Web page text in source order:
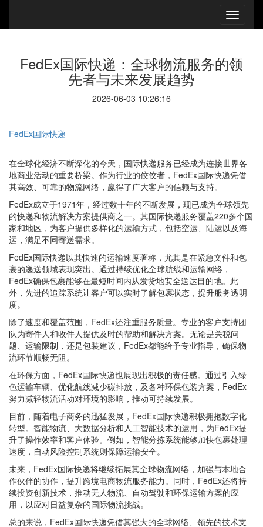
FedEx国际快递：全球物流服务的领
先者与未来发展趋势
2026-06-03 10:26:16
FedEx国际快递
在全球化经济不断深化的今天，国际快递服务已经成为连接世界各
地商业活动的重要桥梁。作为行业的佼佼者，FedEx国际快递凭借
其高效、可靠的物流网络，赢得了广大客户的信赖与支持。
FedEx成立于1971年，经过数十年的不断发展，现已成为全球领先
的快递和物流解决方案提供商之一。其国际快递服务覆盖220多个国
家和地区，为客户提供多样化的运输方式，包括空运、陆运以及海
运，满足不同寄送需求。
FedEx国际快递以其快速的运输速度著称，尤其是在紧急文件和包
裹的递送领域表现突出。通过持续优化全球航线和运输网络，
FedEx确保包裹能够在最短时间内从发货地安全送达目的地。此
外，先进的追踪系统让客户可以实时了解包裹状态，提升服务透明
度。
除了速度和覆盖范围，FedEx还注重服务质量。专业的客户支持团
队为寄件人和收件人提供及时的帮助和解决方案。无论是关税问
题、运输限制，还是包装建议，FedEx都能给予专业指导，确保物
流环节顺畅无阻。
在环保方面，FedEx国际快递也展现出积极的责任感。通过引入绿
色运输车辆、优化航线减少碳排放，及各种环保包装方案，FedEx
努力减轻物流活动对环境的影响，推动可持续发展。
目前，随着电子商务的迅猛发展，FedEx国际快递积极拥抱数字化
转型。智能物流、大数据分析和人工智能技术的运用，为FedEx提
升了操作效率和客户体验。例如，智能分拣系统能够加快包裹处理
速度，自动风险控制系统则保障运输安全。
未来，FedEx国际快递将继续拓展其全球物流网络，加强与本地合
作伙伴的协作，提升跨境电商物流服务能力。同时，FedEx还将持
续投资创新技术，推动无人物流、自动驾驶和环保运输方案的应
用，以应对日益复杂的国际物流挑战。
总的来说，FedEx国际快递凭借其强大的全球网络、领先的技术支